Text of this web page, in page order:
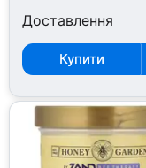
Доставлення
Купити